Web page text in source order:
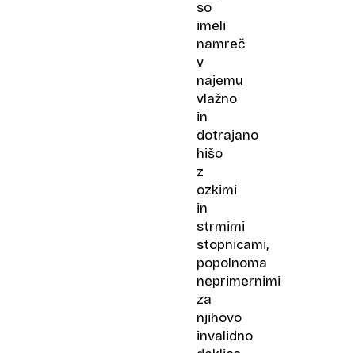
so
imeli
namreč
v
najemu
vlažno
in
dotrajano
hišo
z
ozkimi
in
strmimi
stopnicami,
popolnoma
neprimernimi
za
njihovo
invalidno